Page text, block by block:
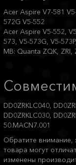
Acer Aspire V7-581
572G V5-552
Acer Aspire V5-552,
573, V5-573G, V5-
MB: Quanta ZQK, ZRI,
DD0ZRKLC040,
DD0ZRKLC030,
50.MACN7.001
Обратите внимание,
товара могут
изменены